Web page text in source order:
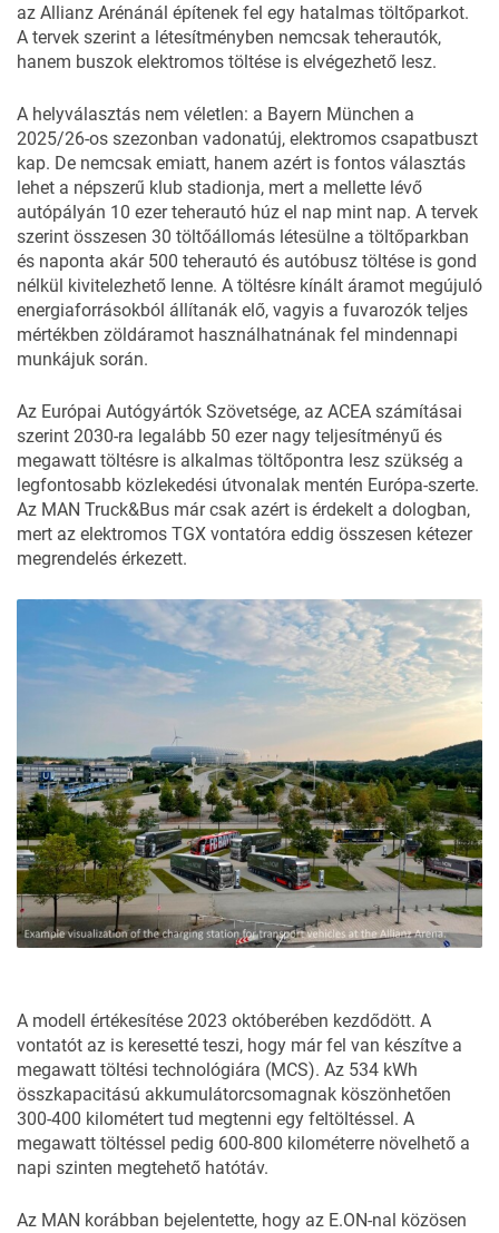
az Allianz Arénánál építenek fel egy hatalmas töltőparkot.
A tervek szerint a létesítményben nemcsak teherautók,
hanem buszok elektromos töltése is elvégezhető lesz.
A helyválasztás nem véletlen: a Bayern München a
2025/26-os szezonban vadonatúj, elektromos csapatbuszt
kap. De nemcsak emiatt, hanem azért is fontos választás
lehet a népszerű klub stadionja, mert a mellette lévő
autópályán 10 ezer teherautó húz el nap mint nap. A tervek
szerint összesen 30 töltőállomás létesülne a töltőparkban
és naponta akár 500 teherautó és autóbusz töltése is gond
nélkül kivitelezhető lenne. A töltésre kínált áramot megújuló
energiaforrásokból állítanák elő, vagyis a fuvarozók teljes
mértékben zöldáramot használhatnának fel mindennapi
munkájuk során.
Az Európai Autógyártók Szövetsége, az ACEA számításai
szerint 2030-ra legalább 50 ezer nagy teljesítményű és
megawatt töltésre is alkalmas töltőpontra lesz szükség a
legfontosabb közlekedési útvonalak mentén Európa-szerte.
Az MAN Truck&Bus már csak azért is érdekelt a dologban,
mert az elektromos TGX vontatóra eddig összesen kétezer
megrendelés érkezett.
A modell értékesítése 2023 októberében kezdődött. A
vontatót az is keresetté teszi, hogy már fel van készítve a
megawatt töltési technológiára (MCS). Az 534 kWh
összkapacitású akkumulátorcsomagnak köszönhetően
300-400 kilométert tud megtenni egy feltöltéssel. A
megawatt töltéssel pedig 600-800 kilométerre növelhető a
napi szinten megtehető hatótáv.
Az MAN korábban bejelentette, hogy az E.ON-nal közösen